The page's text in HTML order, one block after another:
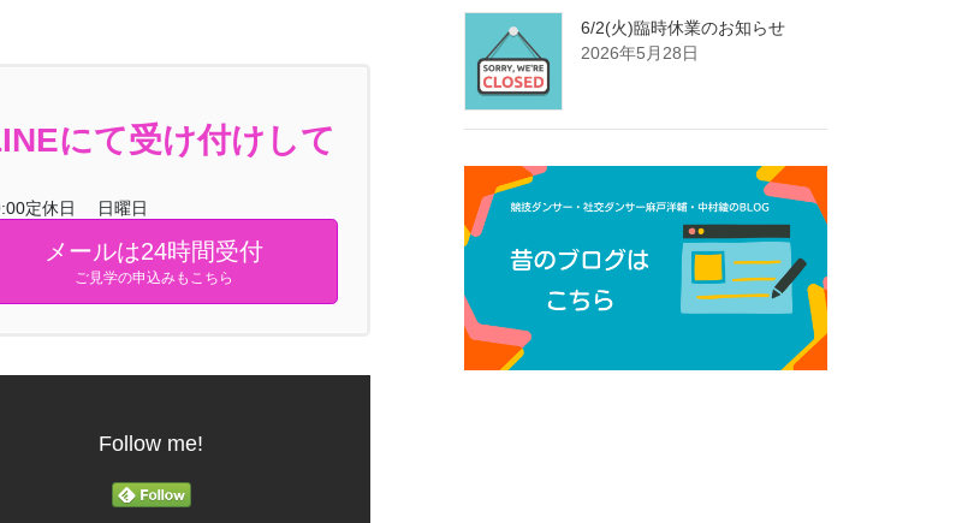
にて受け付けして
定休日 日曜日
メールは24時間受付
ご見学の申込みもこちら
Follow me!
6/2(火)臨時休業のお知らせ
2026年5月28日